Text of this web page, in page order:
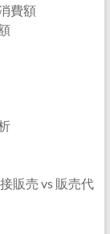
費額
販売 vs 販売代